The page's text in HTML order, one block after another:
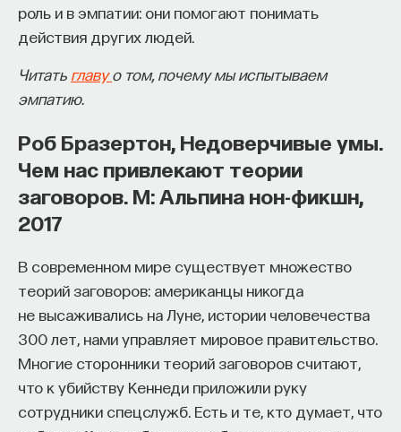
роль и в эмпатии: они помогают понимать
действия других людей.
Читать главуо том, почему мы испытываем
эмпатию.
Роб Бразертон, Недоверчивые умы.
Чем нас привлекают теории
заговоров. М: Альпина нон-фикшн,
2017
В современном мире существует множество
теорий заговоров: американцы никогда
не высаживались на Луне, истории человечества
300 лет, нами управляет мировое правительство.
Многие сторонники теорий заговоров считают,
что к убийству Кеннеди приложили руку
сотрудники спецслужб. Есть и те, кто думает, что
видеокамера (или наблюдатель) начинает
перемещаться вокруг него, части его головы
относительно друга. Возьмите крышку
от обувной коробки, поставьте внутренней
стороной к себе и попробуйте обойти, наблюдая
за происходящим одним глазом: одни части
коробки оказываются скрытыми от нашего
взгляда, другие открываются, и все это
закономерно сочетается в образе неподвижного
объекта. Но в случае с дракончиком мы исходим
из того, что голова выпуклая. Это знание
конфликтует с параметрами воздействия, и мы,
учитывая эти параметры, строим образ, который
был бы непротиворечивым. Поэтому
и относительные смещения частей маски
воспринимаем как поворот головы дракончика.
А взгляда он с нас не сводит потому, что глаза